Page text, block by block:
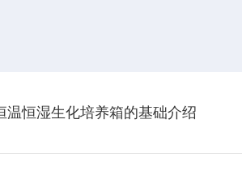
温恒湿生化培养箱的基础介绍